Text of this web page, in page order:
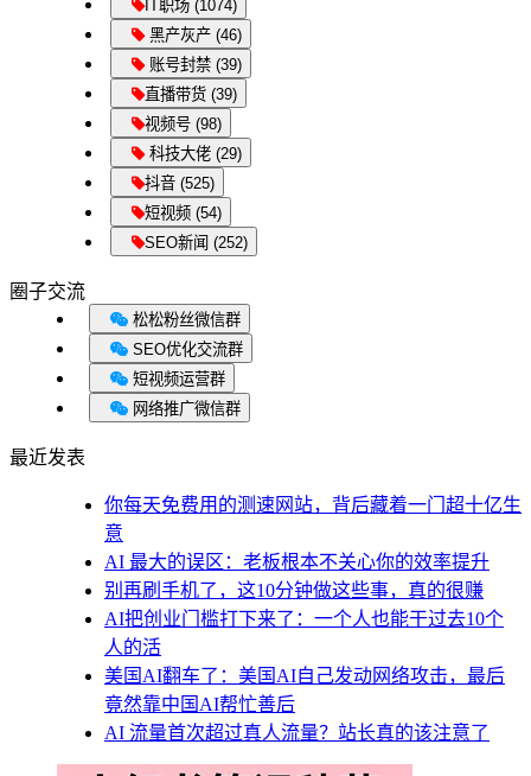
IT职场 (1074)
黑产灰产 (46)
账号封禁 (39)
直播带货 (39)
视频号 (98)
科技大佬 (29)
抖音 (525)
短视频 (54)
SEO新闻 (252)
圈子交流
松松粉丝微信群
SEO优化交流群
短视频运营群
网络推广微信群
最近发表
你每天免费用的测速网站，背后藏着一门超十亿生
意
AI 最大的误区：老板根本不关心你的效率提升
别再刷手机了，这10分钟做这些事，真的很赚
AI把创业门槛打下来了：一个人也能干过去10个
人的活
美国AI翻车了：美国AI自己发动网络攻击，最后
竟然靠中国AI帮忙善后
AI 流量首次超过真人流量？站长真的该注意了